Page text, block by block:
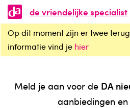
de vriendelijke specialist
Op dit moment zijn er twee
informatie vind je hier
Meld je aan voor de DA
aanbiedingen